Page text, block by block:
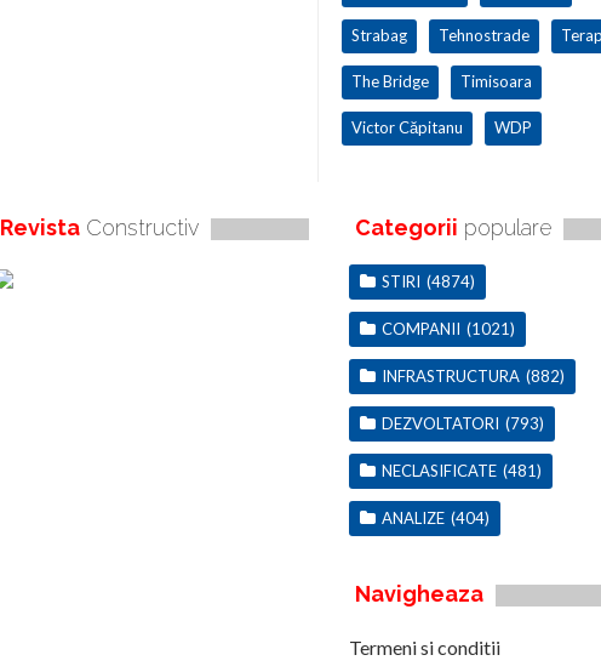
Strabag Tehnostrade
The Bridge Timisoara
Victor Căpitanu WDP
Revista Constructiv Categorii populare
STIRI (4874)
COMPANII (1021)
INFRASTRUCTURA (882)
DEZVOLTATORI (793)
NECLASIFICATE (481)
ANALIZE (404)
Navigheaza
Termeni si conditii